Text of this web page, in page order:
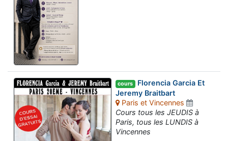
cours Florencia Garcia Et
Jeremy Braitbart
Paris et Vincennes
Cours tous les JEUDIS à
Paris, tous les LUNDIS à
Vincennes